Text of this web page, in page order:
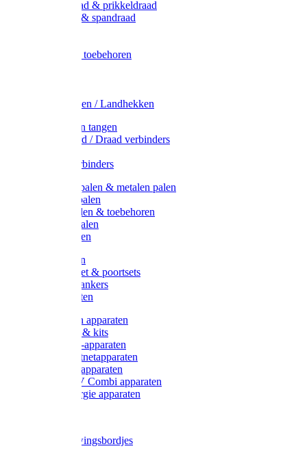
Metaal draad & prikkeldraad
Binddraad & spandraad
Afrasternet toebehoren
Weidehekken / Landhekken
Spanners en tangen
Lint / Koord / Draad verbinders
Litzclip verbinders
Recycling palen & metalen palen
Kunststof palen
T-Post t-palen & toebehoren
Glasfiber palen
Houten palen
Poortgrepen
Doorgangset & poortsets
Poortgreepankers
Weidepoorten
Onderdelen apparaten
Starter sets & kits
9V Batterij-apparaten
230V Lichtnetapparaten
12V Accu-apparaten
230V / 12V Combi apparaten
Zonne-energie apparaten
Waarschuwingsbordjes